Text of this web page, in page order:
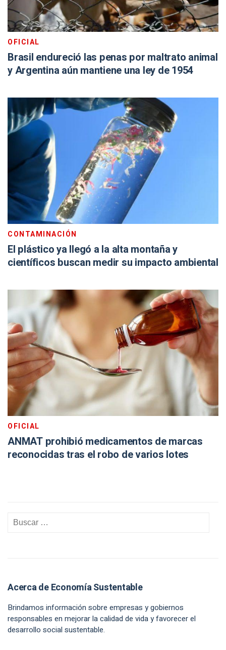
OFICIAL
Brasil endureció las penas por maltrato animal
y Argentina aún mantiene una ley de 1954
CONTAMINACIÓN
El plástico ya llegó a la alta montaña y
científicos buscan medir su impacto ambiental
OFICIAL
ANMAT prohibió medicamentos de marcas
reconocidas tras el robo de varios lotes
Acerca de Economía Sustentable
Brindamos información sobre empresas y gobiernos
responsables en mejorar la calidad de vida y favorecer el
desarrollo social sustentable.